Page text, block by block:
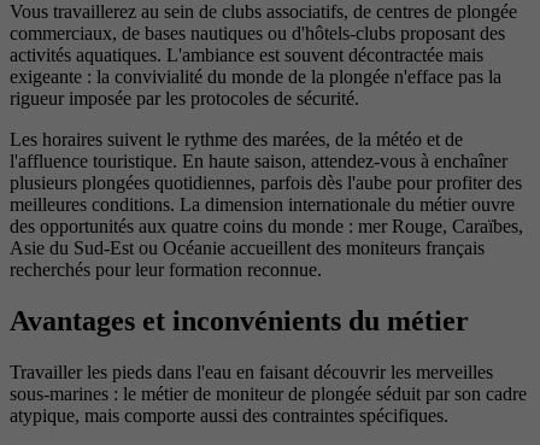
Vous travaillerez au sein de clubs associatifs, de centres de plongée
commerciaux, de bases nautiques ou d'hôtels-clubs proposant des
activités aquatiques. L'ambiance est souvent décontractée mais
exigeante : la convivialité du monde de la plongée n'efface pas la
rigueur imposée par les protocoles de sécurité.
Les horaires suivent le rythme des marées, de la météo et de
l'affluence touristique. En haute saison, attendez-vous à enchaîner
plusieurs plongées quotidiennes, parfois dès l'aube pour profiter des
meilleures conditions. La dimension internationale du métier ouvre
des opportunités aux quatre coins du monde : mer Rouge, Caraïbes,
Asie du Sud-Est ou Océanie accueillent des moniteurs français
recherchés pour leur formation reconnue.
Avantages et inconvénients du métier
Travailler les pieds dans l'eau en faisant découvrir les merveilles
sous-marines : le métier de moniteur de plongée séduit par son cadre
atypique, mais comporte aussi des contraintes spécifiques.